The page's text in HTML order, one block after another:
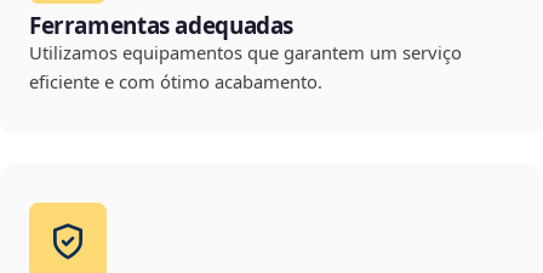
Ferramentas adequadas
Utilizamos equipamentos que garantem um serviço
eficiente e com ótimo acabamento.